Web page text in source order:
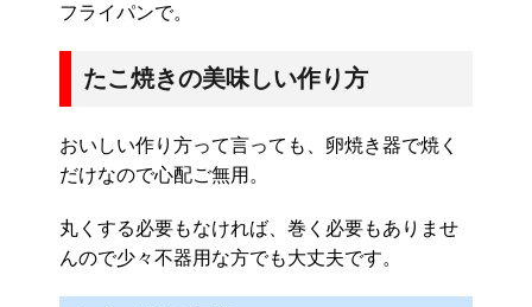
フライパンで。
たこ焼きの美味しい作り方
おいしい作り方って言っても、卵焼き器で焼く
だけなので心配ご無用。
丸くする必要もなければ、巻く必要もありませ
んので少々不器用な方でも大丈夫です。